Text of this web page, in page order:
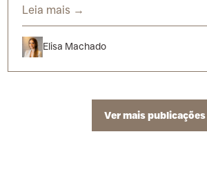
Leia mais →
Elisa Machado
Ver mais publicações